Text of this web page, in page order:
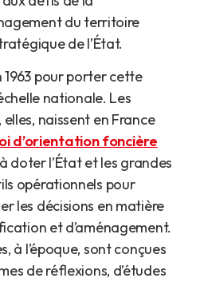
du territoire
de l’État.
pour porter cette
nationale. Les
elles, naissent en France
d’orientation foncière
doter l’État et les grandes
opérationnels pour
les décisions en matière
et d’aménagement.
à l’époque, sont conçues
de réflexions, d’études